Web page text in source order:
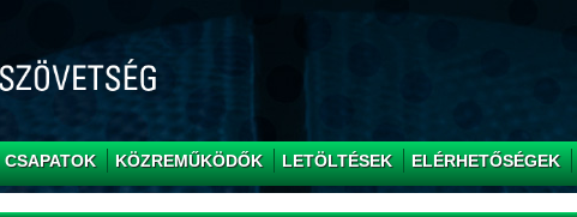
CSAPATOK KÖZREMŰKÖDŐK LETÖLTÉSEK ELÉRHETŐSÉGEK